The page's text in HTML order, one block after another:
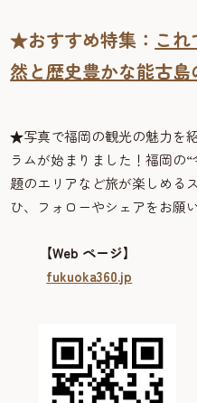
★おすすめ特集： こ
然と歴史豊かな能古島
★写真で福岡の観光の魅力を
ラムが始まりました！福岡の
題のエリアなど旅が楽しめる
ひ、フォローやシェアをお願
【Web ページ】
fukuoka360.jp